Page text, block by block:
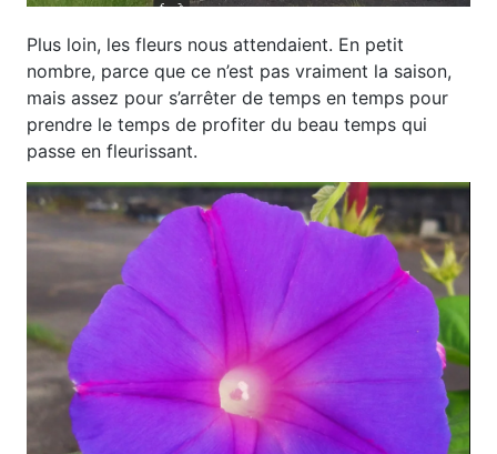
Plus loin, les fleurs nous attendaient. En petit
nombre, parce que ce n’est pas vraiment la saison,
mais assez pour s’arrêter de temps en temps pour
prendre le temps de profiter du beau temps qui
passe en fleurissant.